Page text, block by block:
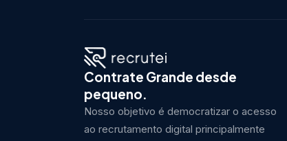
Contrate Grande desde
pequeno.
Nosso objetivo é democratizar o acesso
ao recrutamento digital principalmente